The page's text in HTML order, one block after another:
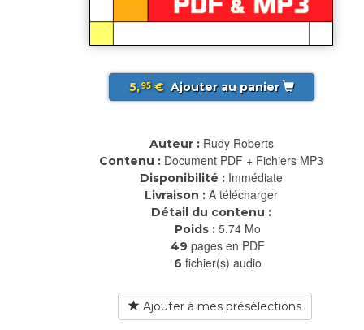
5,95€ Ajouter au panier
Auteur : Rudy Roberts
Contenu : Document PDF + Fichiers MP3
Disponibilité : Immédiate
Livraison : A télécharger
Détail du contenu :
Poids : 5.74 Mo
49 pages en PDF
6 fichier(s) audio
Ajouter à mes présélections